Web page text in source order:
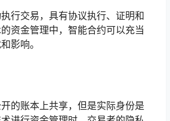
行交易，具有协议执行、证明和
资金管理中，智能合约可以充当
影响。
的账本上共享，但是实际身份是